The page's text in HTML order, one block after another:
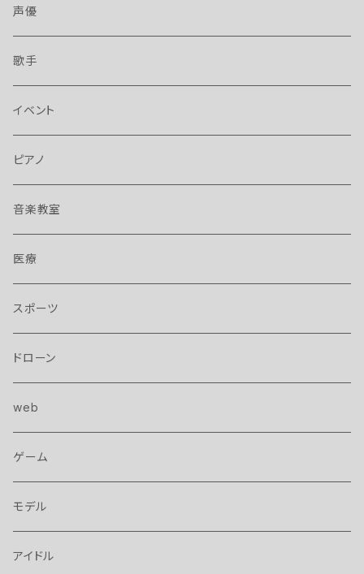
声優
歌手
イベント
ピアノ
音楽教室
医療
スポーツ
ドローン
web
ゲーム
モデル
アイドル